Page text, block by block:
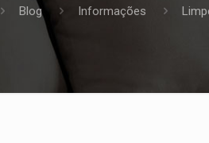
Blog Informações